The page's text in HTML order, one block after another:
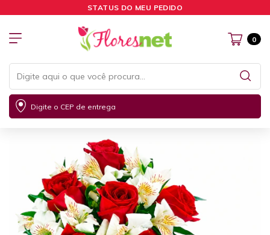
STATUS DO MEU PEDIDO
0
Digite o CEP de entrega